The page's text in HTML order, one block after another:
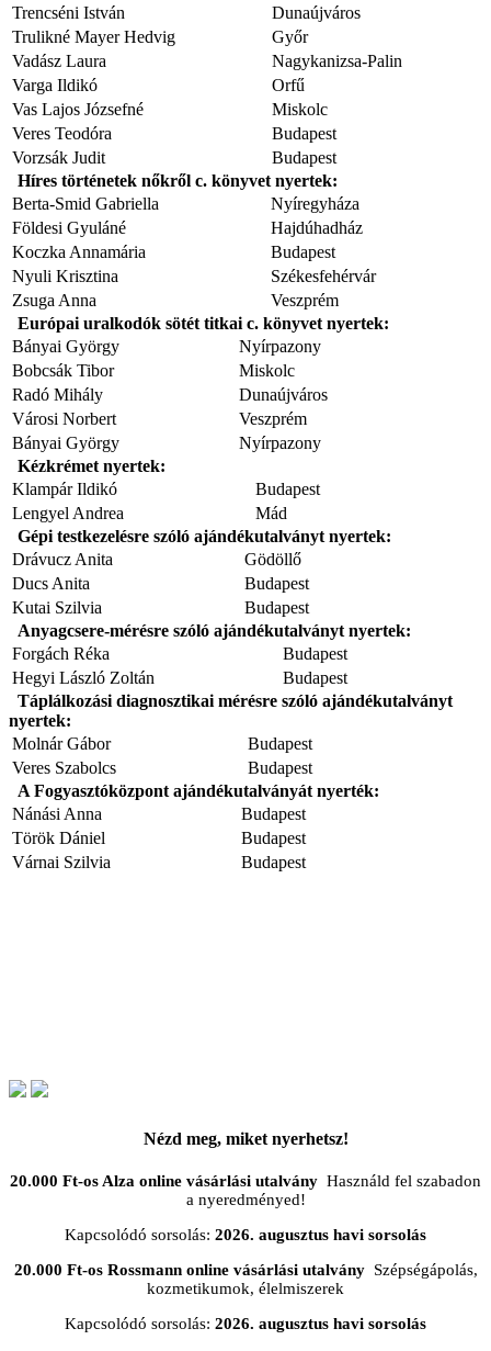
Trencséni István
Dunaújváros
Trulikné Mayer Hedvig
Győr
Vadász Laura
Nagykanizsa-Palin
Varga Ildikó
Orfű
Vas Lajos Józsefné
Miskolc
Veres Teodóra
Budapest
Vorzsák Judit
Budapest
Híres történetek nőkről c. könyvet nyertek:
Berta-Smid Gabriella
Nyíregyháza
Földesi Gyuláné
Hajdúhadház
Koczka Annamária
Budapest
Nyuli Krisztina
Székesfehérvár
Zsuga Anna
Veszprém
Európai uralkodók sötét titkai c. könyvet nyertek:
Bányai György
Nyírpazony
Bobcsák Tibor
Miskolc
Radó Mihály
Dunaújváros
Városi Norbert
Veszprém
Bányai György
Nyírpazony
Kézkrémet nyertek:
Klampár Ildikó
Budapest
Lengyel Andrea
Mád
Gépi testkezelésre szóló ajándékutalványt nyertek:
Drávucz Anita
Gödöllő
Ducs Anita
Budapest
Kutai Szilvia
Budapest
Anyagcsere-mérésre szóló ajándékutalványt nyertek:
Forgách Réka
Budapest
Hegyi László Zoltán
Budapest
Táplálkozási diagnosztikai mérésre szóló ajándékutalványt
nyertek:
Molnár Gábor
Budapest
Veres Szabolcs
Budapest
A Fogyasztóközpont ajándékutalványát nyerték:
Nánási Anna
Budapest
Török Dániel
Budapest
Várnai Szilvia
Budapest
Nézd meg, miket nyerhetsz!
20.000 Ft-os Alza online vásárlási utalvány Használd fel szabadon
a nyeredményed!
Kapcsolódó sorsolás: 2026. augusztus havi sorsolás
20.000 Ft-os Rossmann online vásárlási utalványSzépségápolás,
kozmetikumok, élelmiszerek
Kapcsolódó sorsolás: 2026. augusztus havi sorsolás